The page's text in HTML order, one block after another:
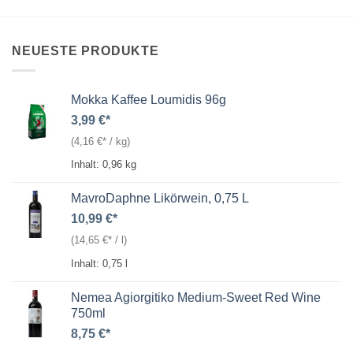
NEUESTE PRODUKTE
Mokka Kaffee Loumidis 96g
3,99 €
(4,16 € / kg)
Inhalt: 0,96 kg
MavroDaphne Likörwein, 0,75 L
10,99 €
(14,65 € / )
Inhalt: 0,75 l
Nemea Agiorgitiko Medium-Sweet Red Wine
750ml
8,75 €